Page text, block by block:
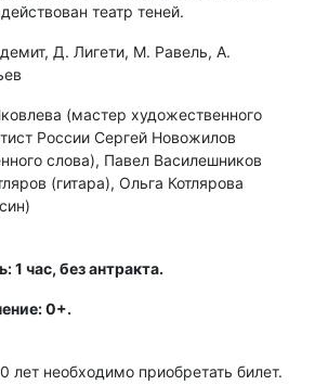
театр теней.
Д. Лигети, М. Равель, А.
(мастер художественного
России Сергей Новожилов
слова), Павел Василешников
(гитара), Ольга Котлярова
1 час, без антракта.
0+.
необходимо приобретать билет.